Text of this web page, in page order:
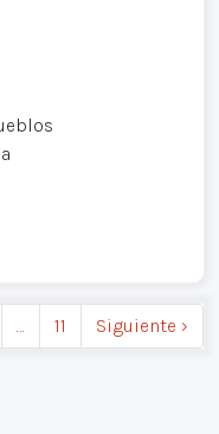
… 11 Siguiente ›